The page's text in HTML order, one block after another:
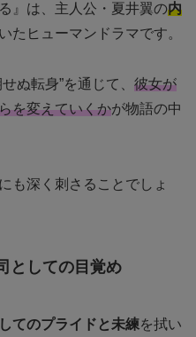
』は、主人公・夏井翼の内
たヒューマンドラマです。
ぬ転身”を通じて、 彼女が
を変えていくかが物語の中
も深く刺さることでしょ
としての目覚め
てのプライドと未練を拭い